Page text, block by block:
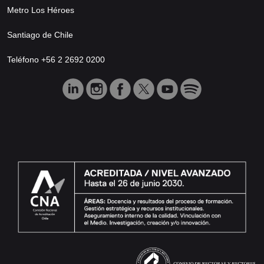
Metro Los Héroes
Santiago de Chile
Teléfono +56 2 2692 0200